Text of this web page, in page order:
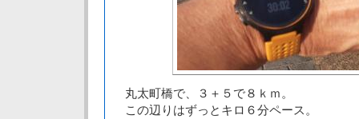
丸太町橋で、３＋５で８ｋｍ。
この辺りはずっとキロ６分ペース。